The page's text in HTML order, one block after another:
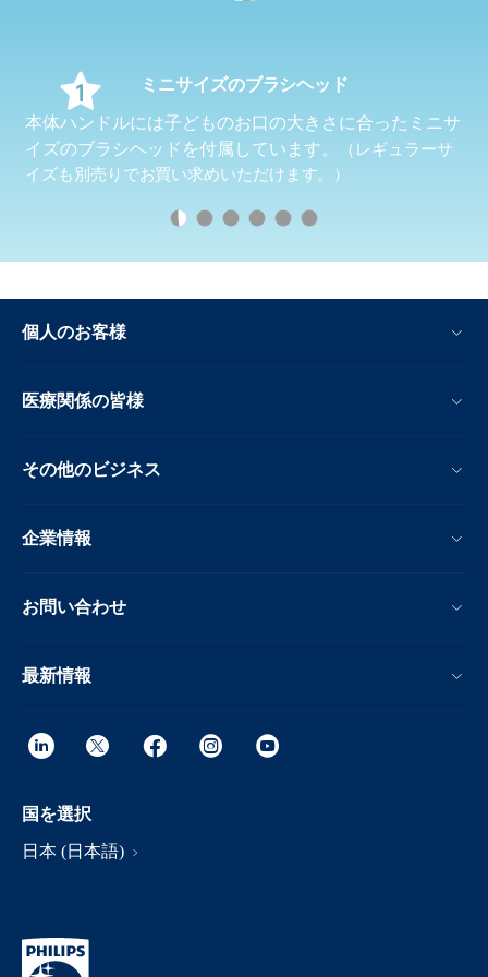
ミニサイズのブラシヘッド
本体ハンドルには子どものお口の大きさに合ったミニサ
イズのブラシヘッドを付属しています。
（レギュラーサ
イズも別売りでお買い求めいただけます。）
個人のお客様
医療関係の皆様
その他のビジネス
企業情報
お問い合わせ
最新情報
国を選択
日本 (日本語)